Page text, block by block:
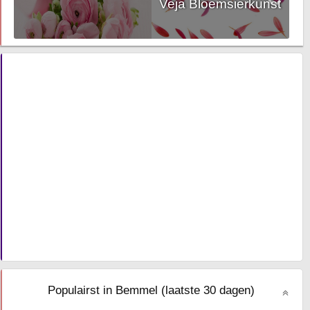
Veja Bloemsierkunst
Populairst in Bemmel (laatste 30 dagen)